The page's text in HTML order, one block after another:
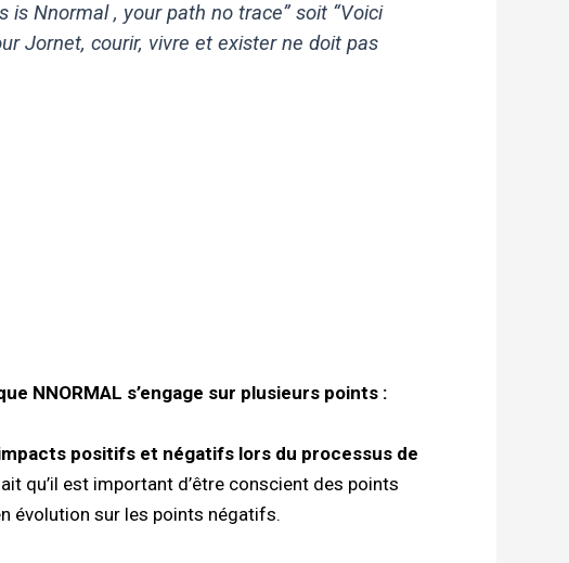
is Nnormal , your path no trace” soit “Voici
Jornet, courir, vivre et exister ne doit pas
NNORMAL s’engage sur plusieurs points :
positifs et négatifs lors du processus de
qu’il est important d’être conscient des points
évolution sur les points négatifs.